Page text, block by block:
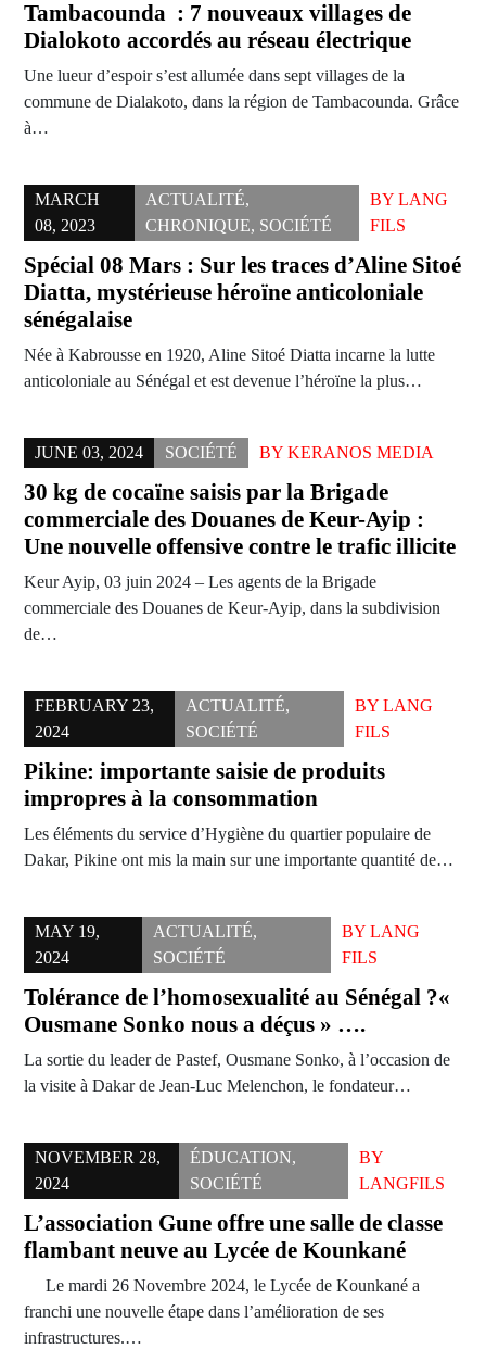
Tambacounda : 7 nouveaux villages de
Dialokoto accordés au réseau électrique
Une lueur d’espoir s’est allumée dans sept villages de la
commune de Dialakoto, dans la région de Tambacounda. Grâce
à…
MARCH
08, 2023
ACTUALITÉ,
CHRONIQUE, SOCIÉTÉ
BYLANG
FILS
Spécial 08 Mars : Sur les traces d’Aline Sitoé
Diatta, mystérieuse héroïne anticoloniale
sénégalaise
Née à Kabrousse en 1920, Aline Sitoé Diatta incarne la lutte
anticoloniale au Sénégal et est devenue l’héroïne la plus…
JUNE 03, 2024 SOCIÉTÉ BY KERANOS MEDIA
30 kg de cocaïne saisis par la Brigade
commerciale des Douanes de Keur-Ayip :
Une nouvelle offensive contre le trafic illicite
Keur Ayip, 03 juin 2024 – Les agents de la Brigade
commerciale des Douanes de Keur-Ayip, dans la subdivision
de…
FEBRUARY 23,
2024
ACTUALITÉ,
SOCIÉTÉ
BYLANG
FILS
Pikine: importante saisie de produits
impropres à la consommation
Les éléments du service d’Hygiène du quartier populaire de
Dakar, Pikine ont mis la main sur une importante quantité de…
MAY 19,
2024
ACTUALITÉ,
SOCIÉTÉ
BYLANG
FILS
Tolérance de l’homosexualité au Sénégal ?«
Ousmane Sonko nous a déçus » ….
La sortie du leader de Pastef, Ousmane Sonko, à l’occasion de
la visite à Dakar de Jean-Luc Melenchon, le fondateur…
NOVEMBER 28,
2024
ÉDUCATION,
SOCIÉTÉ
BY
LANGFILS
L’association Gune offre une salle de classe
flambant neuve au Lycée de Kounkané
Le mardi 26 Novembre 2024, le Lycée de Kounkané a
franchi une nouvelle étape dans l’amélioration de ses
infrastructures.…